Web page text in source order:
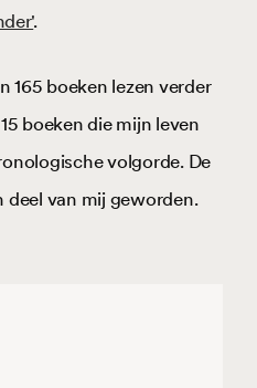
.
165 boeken lezen verder
boeken die mijn leven
volgorde. De
deel van mij geworden.